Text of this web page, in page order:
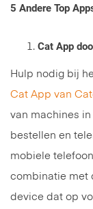
5 Andere Top
Cat App
Hulp nodig bij
Cat App van
van machines
bestellen en
mobiele
combinatie met
device dat op